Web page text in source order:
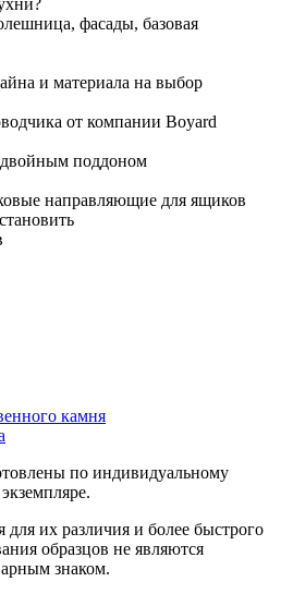
фасады, базовая
и материала на выбор
от компании Boyard
поддоном
направляющие для ящиков
камня
по индивидуальному
их различия и более быстрого
образцов не являются
знаком.